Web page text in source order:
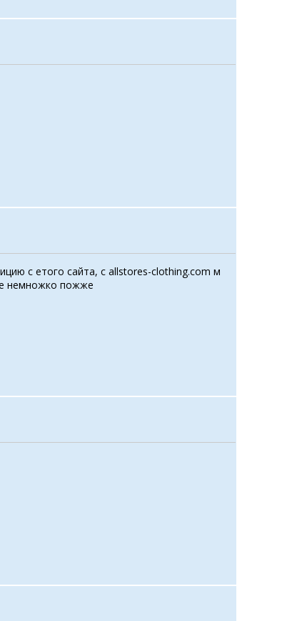
с етого сайта, с allstores-clothing.com м
немножко пожже